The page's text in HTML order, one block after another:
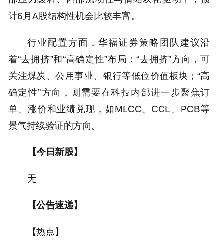
计6月A股结构性机会比较丰富。
行业配置方面，华福证券策略团队建议沿
着“去拥挤”和“高确定性”布局：“去拥挤”方向，可
关注煤炭、公用事业、银行等低位价值板块；“高
确定性”方向，则需要在科技内部进一步聚焦订
单、涨价和业绩兑现，如MLCC、CCL、PCB等
景气持续验证的方向。
【今日新股】
无
【公告速递】
【热点】